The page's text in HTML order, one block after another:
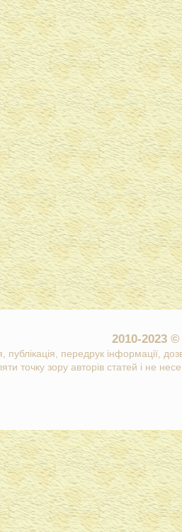
2010-2023
публікація, передрук інформації,
точку зору авторів статей і не несе